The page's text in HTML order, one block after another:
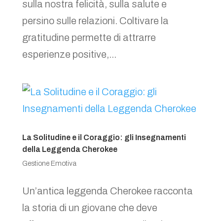
sulla nostra felicità, sulla salute e
persino sulle relazioni. Coltivare la
gratitudine permette di attrarre
esperienze positive,...
La Solitudine e il Coraggio: gli Insegnamenti
della Leggenda Cherokee
Gestione Emotiva
Un’antica leggenda Cherokee racconta
la storia di un giovane che deve